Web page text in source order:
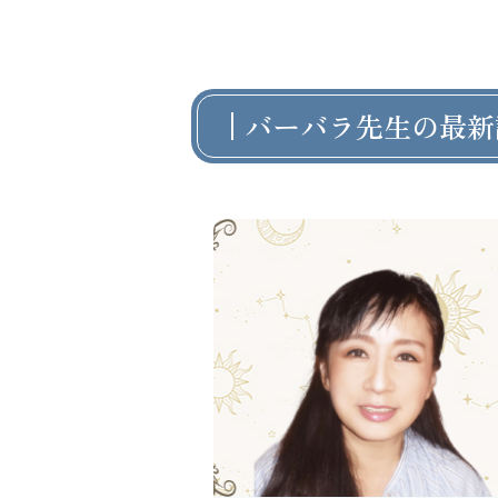
バーバラ先生の最